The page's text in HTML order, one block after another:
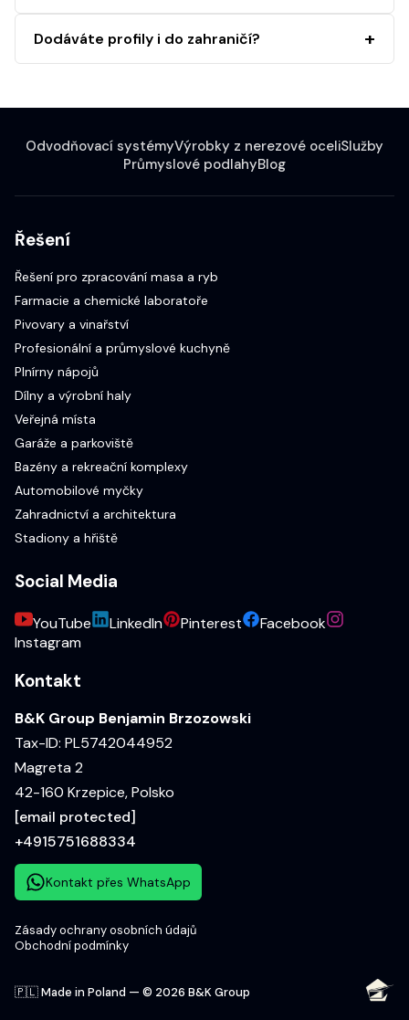
Dodáváte profily i do zahraničí?
Odvodňovací systémyVýrobky z nerezové oceliSlužby
Průmyslové podlahyBlog
Řešení
Řešení pro zpracování masa a ryb
Farmacie a chemické laboratoře
Pivovary a vinařství
Profesionální a průmyslové kuchyně
Plnírny nápojů
Dílny a výrobní haly
Veřejná místa
Garáže a parkoviště
Bazény a rekreační komplexy
Automobilové myčky
Zahradnictví a architektura
Stadiony a hřiště
Social Media
YouTube LinkedIn Pinterest
Facebook
Instagram
Kontakt
B&K Group Benjamin Brzozowski
Tax-ID: PL5742044952
Magreta 2
42-160 Krzepice, Polsko
[email protected]
+4915751688334
Kontakt přes WhatsApp
Zásady ochrany osobních údajů
Obchodní podmínky
🇵🇱 Made in Poland — © 2026 B&K Group